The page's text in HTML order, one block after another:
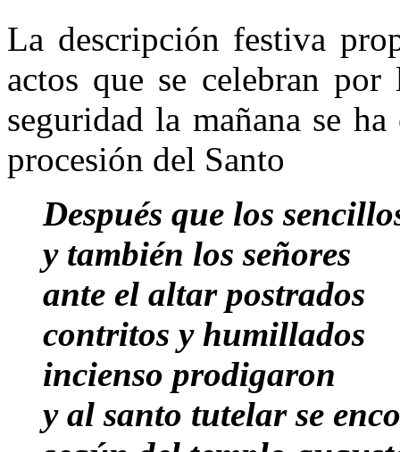
La descripción festiva
actos que se celebran
seguridad la mañana se
procesión del Santo
Después que los
y también los señores
ante el altar postrados
contritos y humillados
incienso prodigaron
y al santo tutelar se